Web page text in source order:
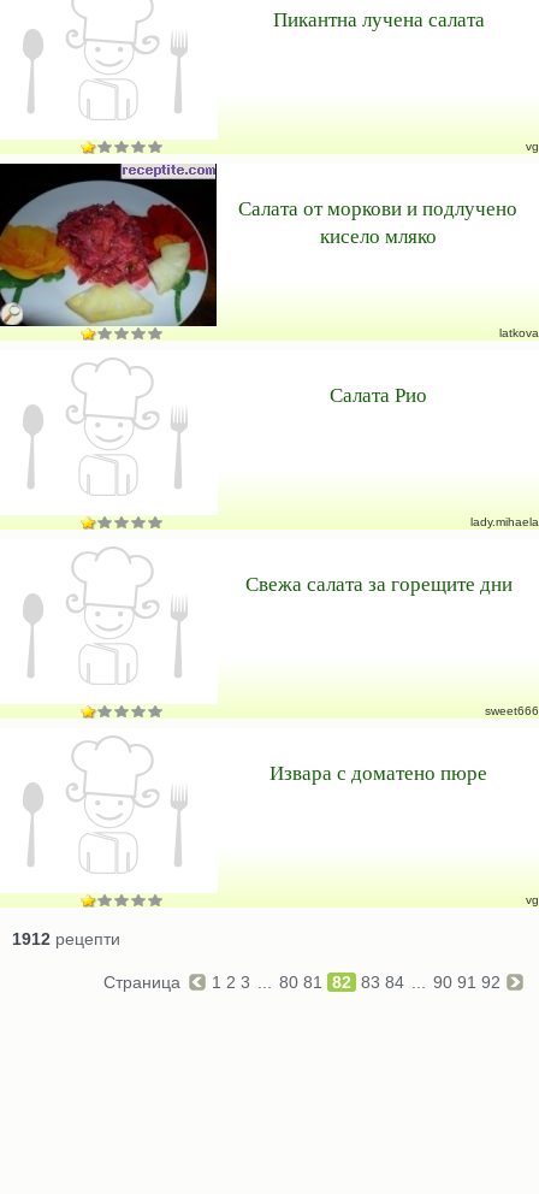
Пикантна лучена салата
vg
Салата от моркови и подлучено
кисело мляко
latkova
Салата Рио
lady.mihaela
Свежа салата за горещите дни
sweet666
Извара с доматено пюре
vg
1912 рецепти
Страница 1 2 3 80 81 82 83 84 90 91 92